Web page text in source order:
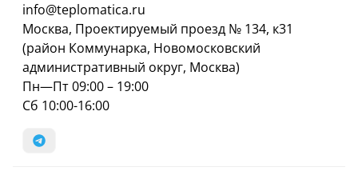
info@teplomatica.ru
Москва, Проектируемый проезд № 134, к31
(район Коммунарка, Новомосковский
административный округ, Москва)
Пн—Пт 09:00 – 19:00
Сб 10:00-16:00